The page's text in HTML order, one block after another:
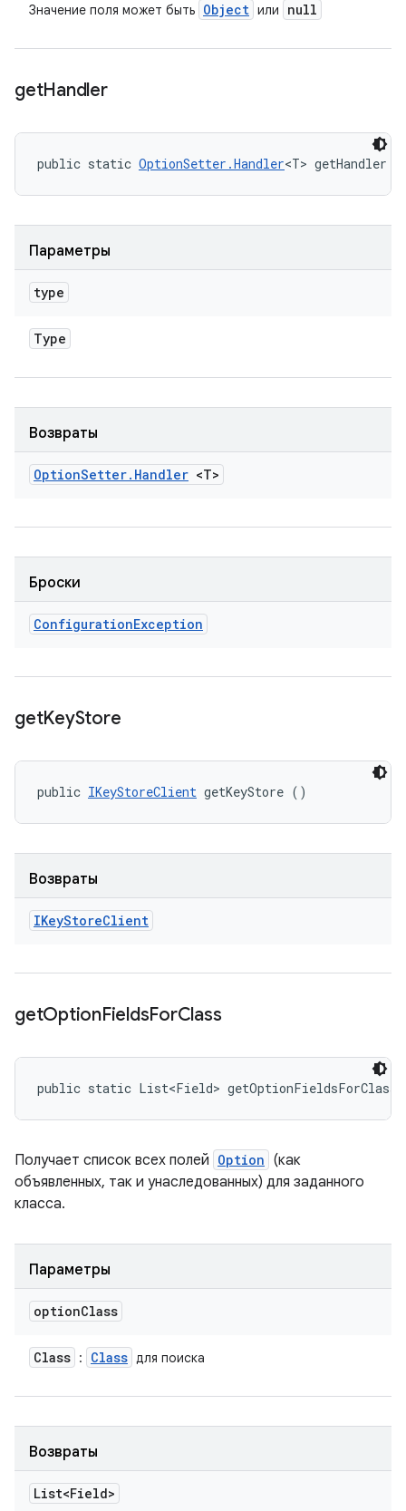
Значение поля может быть Object или null
getHandler
public static OptionSetter.Handler<T> getHandler
Параметры
type
Type
Возвраты
OptionSetter. Handler <T>
Броски
ConfigurationException
getKeyStore
public IKeyStoreClient getKeyStore ()
Возвраты
IKeyStoreClient
getOptionFieldsForClass
public static List<Field> getOptionFieldsForClass
Получает список всех полей Option (как
объявленных, так и унаследованных) для заданного
класса.
Параметры
optionClass
Class : Class для поиска
Возвраты
List<Field>